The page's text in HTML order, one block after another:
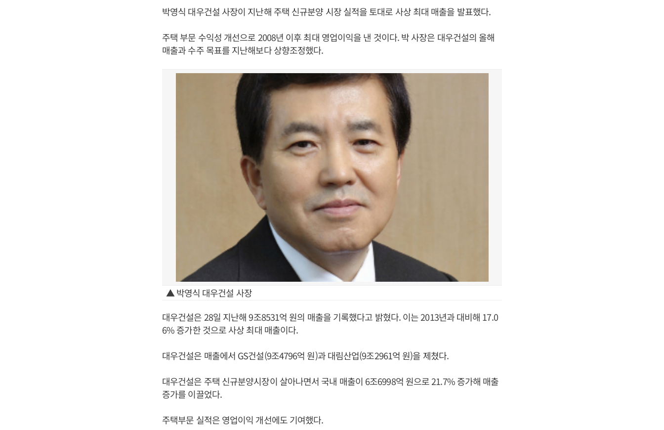
박영식 대우건설 사장이 지난해 주택 신규분양 시장 실적을 토대로 사상 최대 매출을 발표했다.
주택 부문 수익성 개선으로 2008년 이후 최대 영업이익을 낸 것이다. 박 사장은 대우건설의 올해
매출과 수주 목표를 지난해보다 상향조정했다.
▲ 박영식 대우건설 사장
대우건설은 28일 지난해 9조8531억 원의 매출을 기록했다고 밝혔다. 이는 2013년과 대비해 17.0
6% 증가한 것으로 사상 최대 매출이다.
대우건설은 매출에서 GS건설(9조4796억 원)과 대림산업(9조2961억 원)을 제쳤다.
대우건설은 주택 신규분양시장이 살아나면서 국내 매출이 6조6998억 원으로 21.7% 증가해 매출
증가를 이끌었다.
주택부문 실적은 영업이익 개선에도 기여했다.